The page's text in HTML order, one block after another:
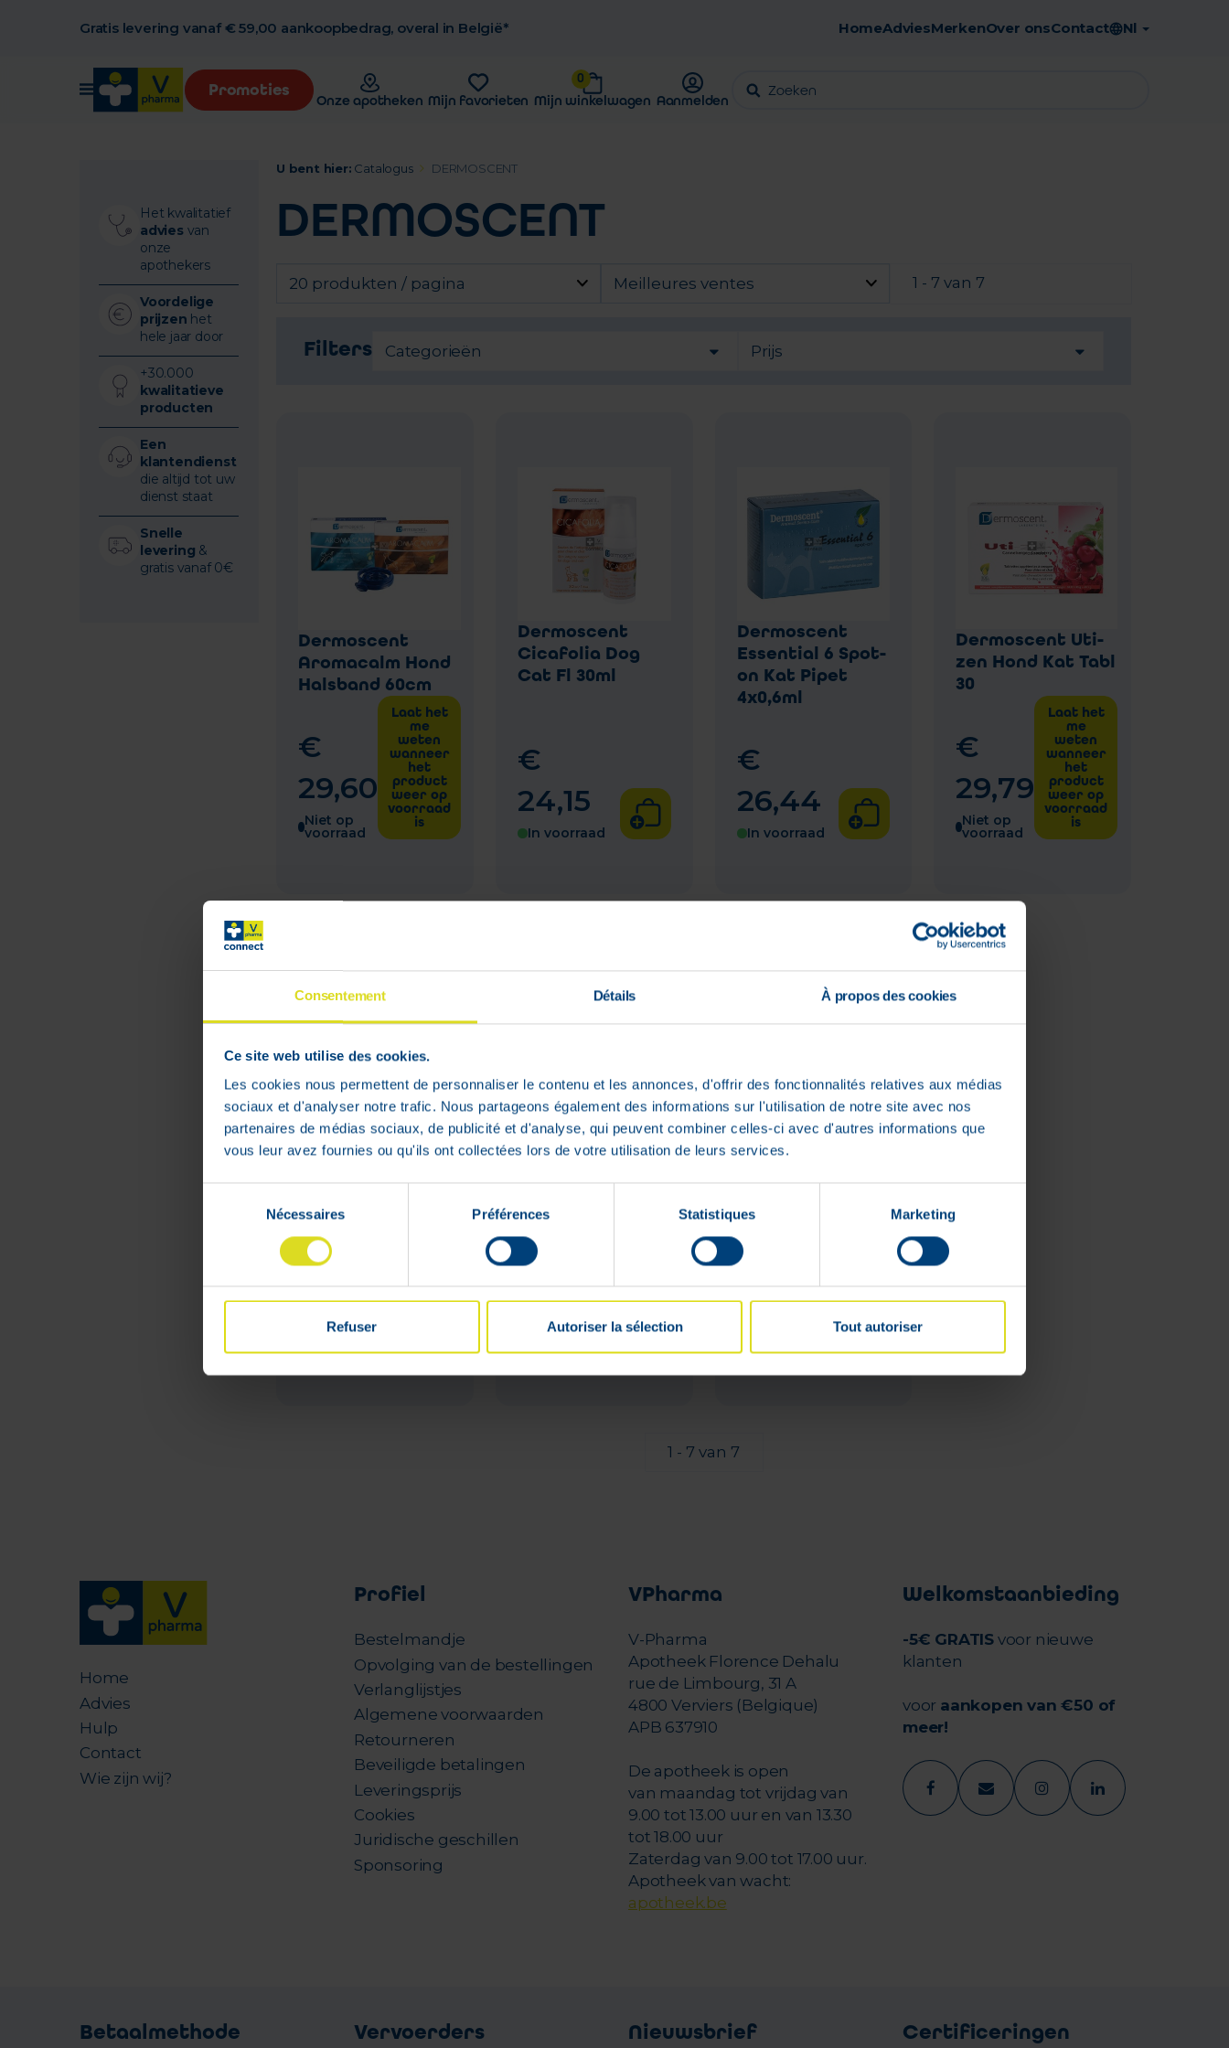
Consentement Détails À propos des cookies
Ce site web utilise des cookies.
Les cookies nous permettent de personnaliser le contenu et les annonces, d'offrir des fonctionnalités relatives aux médias
sociaux et d'analyser notre trafic. Nous partageons également des informations sur l'utilisation de notre site avec nos
partenaires de médias sociaux, de publicité et d'analyse, qui peuvent combiner celles-ci avec d'autres informations que
vous leur avez fournies ou qu'ils ont collectées lors de votre utilisation de leurs services.
consentement
Nécessaires Préférences Statistiques Marketing
Refuser Autoriser la sélection Tout autoriser
Gratis levering vanaf € 59,00 aankoopbedrag, overal in België* Gratis afhaling in de apotheek
HomeAdviesMerkenOver onsContact Nl
Promoties
Onze apotheken Mijn favorieten
0
Mijn winkelwagen Aanmelden
Het kwalitatief
adviesvan
onze
apothekers
Voordelige
prijzen het
hele jaar door
+30.000
kwalitatieve
producten
Een
klantendienst
die altijd tot uw
dienst staat
Snelle
levering &
gratis vanaf 0€
U bent hier: Catalogus DERMOSCENT
DERMOSCENT
20 produkten / pagina Meilleures ventes 1 - 7 van 7
Filters Categorieën Prijs
Dermoscent
Aromacalm Hond
Halsband 60cm
€
29,60
Niet op
voorraad
Laat het
me
weten
wanneer
het
product
weer op
voorraad
is
Dermoscent
Cicafolia Dog
Cat Fl 30ml
€
24,15
In voorraad
Dermoscent
Essential 6 Spot-
on Kat Pipet
4x0,6ml
€
26,44
In voorraad
Dermoscent Uti-
zen Hond Kat Tabl
30
€
29,79
Niet op
voorraad
Laat het
me
weten
wanneer
het
product
weer op
voorraad
is
Essential 6 Spot-
on Hond 10-20kg
Pipet 4x1,2ml
€
30,14
Lage
Hond 1-10kg Pipet
4x0,6ml
Adviesverkoopprijs
:€25,41
€21,60
Essential Bio
Balm Hond
Huidzalf Pot
€
23,00
1 - 7 van 7
Home
Advies
Hulp
Contact
Wie zijn wij?
Profiel
Bestelmandje
Opvolging van de bestellingen
Verlanglijstjes
Algemene voorwaarden
Retourneren
Beveiligde betalingen
Leveringsprijs
Cookies
Juridische geschillen
Sponsoring
VPharma
V-Pharma
Apotheek Florence Dehalu
rue de Limbourg, 31 A
4800 Verviers (Belgique)
APB 637910
De apotheek is open
van maandag tot vrijdag van
9.00 tot 13.00 uur en van 13.30
tot 18.00 uur
Zaterdag van 9.00 tot 17.00 uur.
Apotheek van wacht:
apotheek.be
Welkomstaanbieding
-5€ GRATIS voor nieuwe
klanten
voor aankopen van €50 of
meer!
Betaalmethode Vervoerders Nieuwsbrief Certificeringen